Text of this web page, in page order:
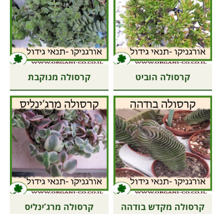
קרסולה הוביט קרסולה מנוקבת
קרסולה מקדש בודהה קרסולה מרג’ינליס